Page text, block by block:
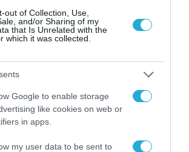
out of Collection, Use,
and/or Sharing of my
that Is Unrelated with the
which it was collected.
Google to enable storage
like cookies on web or
in apps.
my user data to be sent to
την
Η ΡΟΗ ΕΙΔΗΣΕΩΝ